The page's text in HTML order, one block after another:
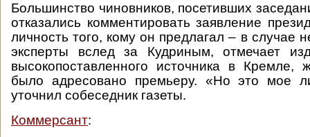
Большинство чиновников, посетивших
отказались комментировать заявление
личность того, кому он предлагал – в случае
эксперты вслед за Кудриным, отмечает
высокопоставленного источника в Кремле,
было адресовано премьеру. «Но это мое
уточнил собеседник газеты.
Коммерсант: